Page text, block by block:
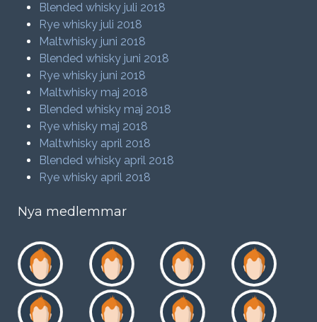
Blended whisky juli 2018
Rye whisky juli 2018
Maltwhisky juni 2018
Blended whisky juni 2018
Rye whisky juni 2018
Maltwhisky maj 2018
Blended whisky maj 2018
Rye whisky maj 2018
Maltwhisky april 2018
Blended whisky april 2018
Rye whisky april 2018
Nya medlemmar